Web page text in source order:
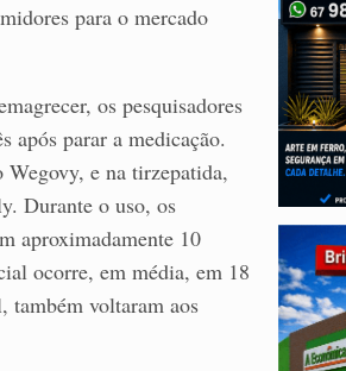
para o mercado
os pesquisadores
após parar a medicação.
e na tirzepatida,
Durante o uso, os
aproximadamente 10
ocorre, em média, em 18
também voltaram aos